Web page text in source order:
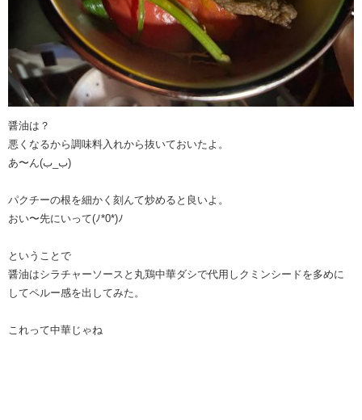
醤油は？
悪くなるから調味料入れから抜いておいたよ。
あ〜ん(⁠ب⁠_⁠ب⁠)
パクチーの根を細かく刻んて炒めると良いよ。
おい〜先にいって(⁠ﾉ⁠*⁠0⁠*⁠)⁠ﾉ
ということで
醤油はシラチャーソースと丸鶏中華ダシで代用しクミンシードを多めに
してペルー感を出してみた。
これって中華じゃね